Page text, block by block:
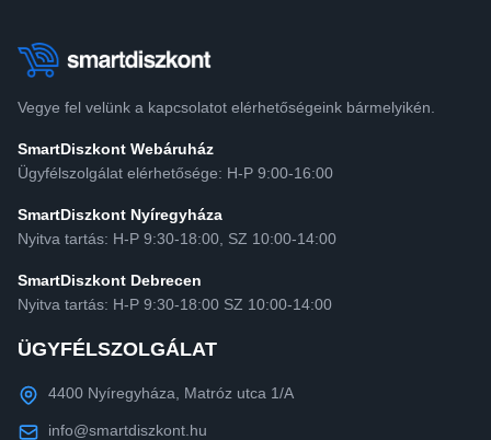
Vegye fel velünk a kapcsolatot elérhetőségeink bármelyikén.
SmartDiszkont Webáruház
Ügyfélszolgálat elérhetősége: H-P 9:00-16:00
SmartDiszkont Nyíregyháza
Nyitva tartás: H-P 9:30-18:00, SZ 10:00-14:00
SmartDiszkont Debrecen
Nyitva tartás: H-P 9:30-18:00 SZ 10:00-14:00
ÜGYFÉLSZOLGÁLAT
4400 Nyíregyháza, Matróz utca 1/A
info@smartdiszkont.hu